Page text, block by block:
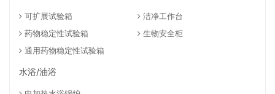
可扩展试验箱
药物稳定性试验箱
通用药物稳定性试验箱
洁净工作台
生物安全柜
水浴/油浴